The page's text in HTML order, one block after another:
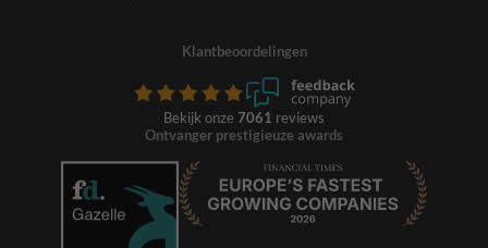
Klantbeoordelingen
Bekijk onze 7061 reviews
Ontvanger prestigieuze awards